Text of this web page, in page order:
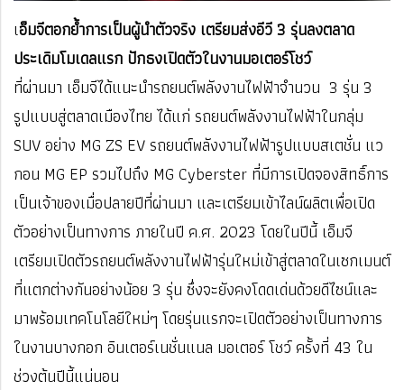
เอ็มจีตอกย้ำการเป็นผู้นำตัวจริง เตรียมส่งอีวี 3 รุ่นลงตลาด
ประเดิมโมเดลแรก ปักธงเปิดตัวในงานมอเตอร์โชว์
ที่ผ่านมา เอ็มจีได้แนะนำรถยนต์พลังงานไฟฟ้าจำนวน 3 รุ่น 3
รูปแบบสู่ตลาดเมืองไทย ได้แก่ รถยนต์พลังงานไฟฟ้าในกลุ่ม
SUV อย่าง MG ZS EV รถยนต์พลังงานไฟฟ้ารูปแบบสเตชั่น แว
กอน MG EP รวมไปถึง MG Cyberster ที่มีการเปิดจองสิทธิ์การ
เป็นเจ้าของเมื่อปลายปีที่ผ่านมา และเตรียมเข้าไลน์ผลิตเพื่อเปิด
ตัวอย่างเป็นทางการ ภายในปี ค.ศ. 2023 โดยในปีนี้ เอ็มจี
เตรียมเปิดตัวรถยนต์พลังงานไฟฟ้ารุ่นใหม่เข้าสู่ตลาดในเซกเมนต์
ที่แตกต่างกันอย่างน้อย 3 รุ่น ซึ่งจะยังคงโดดเด่นด้วยดีไซน์และ
มาพร้อมเทคโนโลยีใหม่ๆ โดยรุ่นแรกจะเปิดตัวอย่างเป็นทางการ
ในงานบางกอก อินเตอร์เนชั่นแนล มอเตอร์ โชว์ ครั้งที่ 43 ใน
ช่วงต้นปีนี้แน่นอน